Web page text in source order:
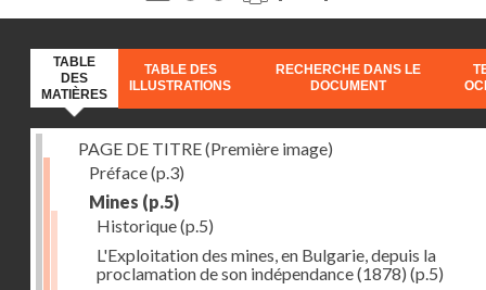
TABLE
DES
MATIÈRES
TABLE DES
ILLUSTRATIONS
RECHERCHE DANS LE
DOCUMENT
PAGE DE TITRE (Première image)
Préface(p.3)
Mines (p.5)
Historique(p.5)
L'Exploitation des mines, en Bulgarie, depuis la
proclamation de son indépendance (1878) (p.5)